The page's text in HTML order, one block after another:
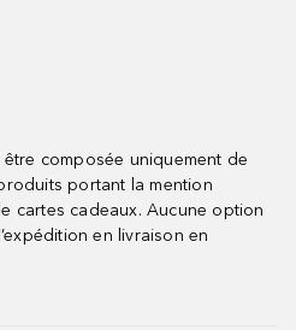
composée uniquement de
portant la mention
cartes cadeaux. Aucune option
en livraison en